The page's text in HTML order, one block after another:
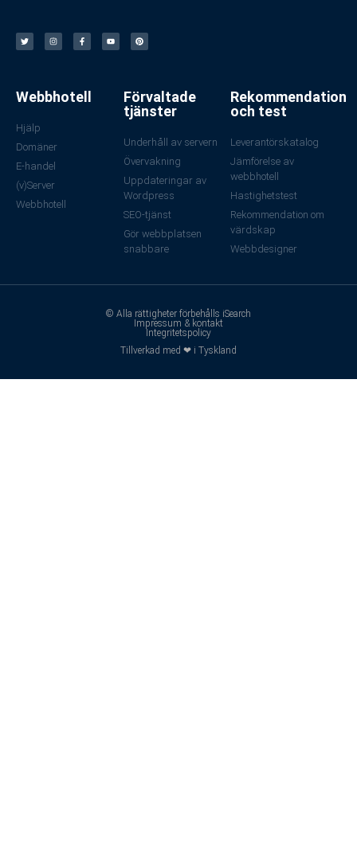
Webbhotell
Hjälp
Domäner
E-handel
(v)Server
Webbhotell
Förvaltade
tjänster
Underhåll av servern
Övervakning
Uppdateringar av
Wordpress
SEO-tjänst
Gör webbplatsen
snabbare
Rekommendation
och test
Leverantörskatalog
Jämförelse av
webbhotell
Hastighetstest
Rekommendation om
värdskap
Webbdesigner
© Alla rättigheter förbehålls iSearch
Impressum & kontakt
Integritetspolicy
Tillverkad med ❤ i Tyskland